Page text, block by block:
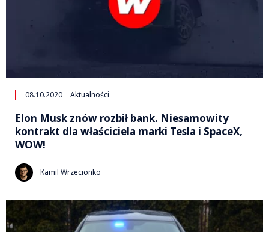
08.10.2020 Aktualności
Elon Musk znów rozbił bank. Niesamowity
kontrakt dla właściciela marki Tesla i SpaceX,
WOW!
Kamil Wrzecionko